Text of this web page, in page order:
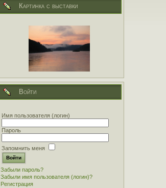
Картинка с выставки
Войти
Имя пользователя (логин)
Пароль
Запомнить меня
Забыли пароль?
Забыли имя пользователя (логин)?
Регистрация